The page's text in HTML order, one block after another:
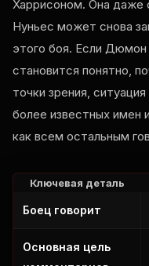
Харрисоном. Она даже
Нуньес может снова
этого боя. Если
становится понятно,
точки зрения,
более известных имен
как всем остальным
Ключевая деталь
Боец говорит
Основная цель